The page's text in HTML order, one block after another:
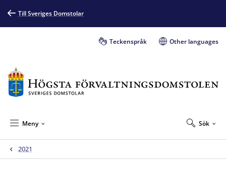
Till Sveriges Domstolar
Teckenspråk Other languages
Sök
Meny
2021